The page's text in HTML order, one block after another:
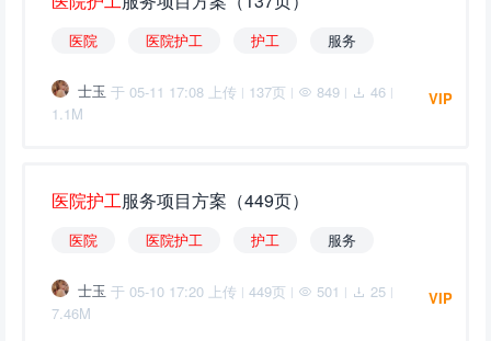
医院 医院护工 护工 服务
士玉 于 05-11 17:08 上传 | 137页 | 849 | 46 |
1.1M
VIP
医院护工服务项目方案（449页）
医院 医院护工 护工 服务
士玉 于 05-10 17:20 上传 | 449页 | 501 | 25 |
7.46M
VIP